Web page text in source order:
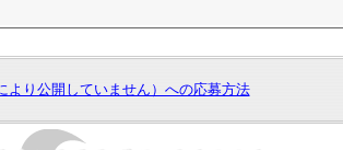
より公開していません）への応募方法